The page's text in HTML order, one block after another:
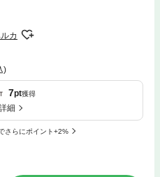
カ
)
7pt獲得
細
さらにポイント+2%